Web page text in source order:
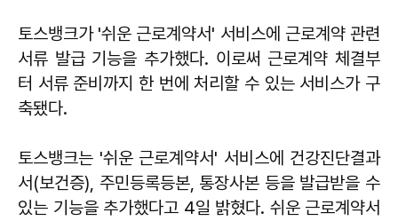
토스뱅크가 '쉬운 근로계약서' 서비스에 근로계약 관련
서류 발급 기능을 추가했다. 이로써 근로계약 체결부
터 서류 준비까지 한 번에 처리할 수 있는 서비스가 구
축됐다.
토스뱅크는 '쉬운 근로계약서' 서비스에 건강진단결과
서(보건증), 주민등록등본, 통장사본 등을 발급받을 수
있는 기능을 추가했다고 4일 밝혔다. 쉬운 근로계약서